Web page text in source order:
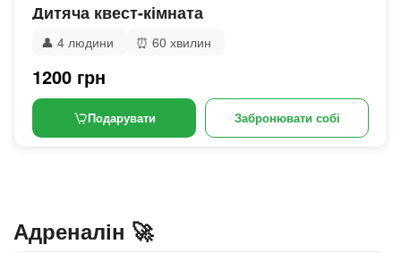
Дитяча квест-кімната
👤 4 людини ⏰ 60 хвилин
1200 грн
Подарувати Забронювати собі
Адреналін 🚀